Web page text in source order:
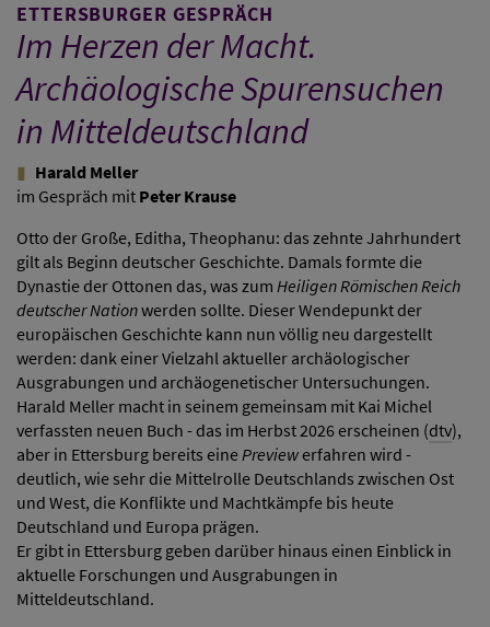
ETTERSBURGER GESPRÄCH
Im Herzen der Macht.
Archäologische Spurensuchen
in Mitteldeutschland
Harald Meller
im Gespräch mit Peter Krause
Otto der Große, Editha, Theophanu: das zehnte Jahrhundert
gilt als Beginn deutscher Geschichte. Damals formte die
Dynastie der Ottonen das, was zum Heiligen Römischen Reich
deutscher Nationwerden sollte. Dieser Wendepunkt der
europäischen Geschichte kann nun völlig neu dargestellt
werden: dank einer Vielzahl aktueller archäologischer
Ausgrabungen und archäogenetischer Untersuchungen.
Harald Meller macht in seinem gemeinsam mit Kai Michel
verfassten neuen Buch - das im Herbst 2026 erscheinen (dtv),
aber in Ettersburg bereits eine Previewerfahren wird -
deutlich, wie sehr die Mittelrolle Deutschlands zwischen Ost
und West, die Konflikte und Machtkämpfe bis heute
Deutschland und Europa prägen.
Er gibt in Ettersburg geben darüber hinaus einen Einblick in
aktuelle Forschungen und Ausgrabungen in
Mitteldeutschland.